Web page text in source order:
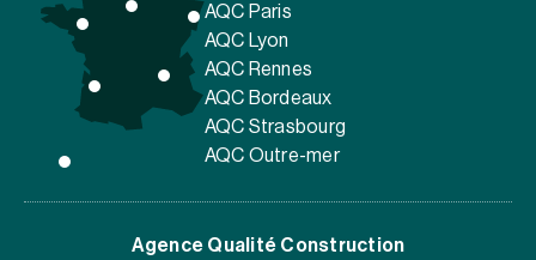
AQC Paris
AQC Lyon
AQC Rennes
AQC Bordeaux
AQC Strasbourg
AQC Outre-mer
Agence Qualité Construction